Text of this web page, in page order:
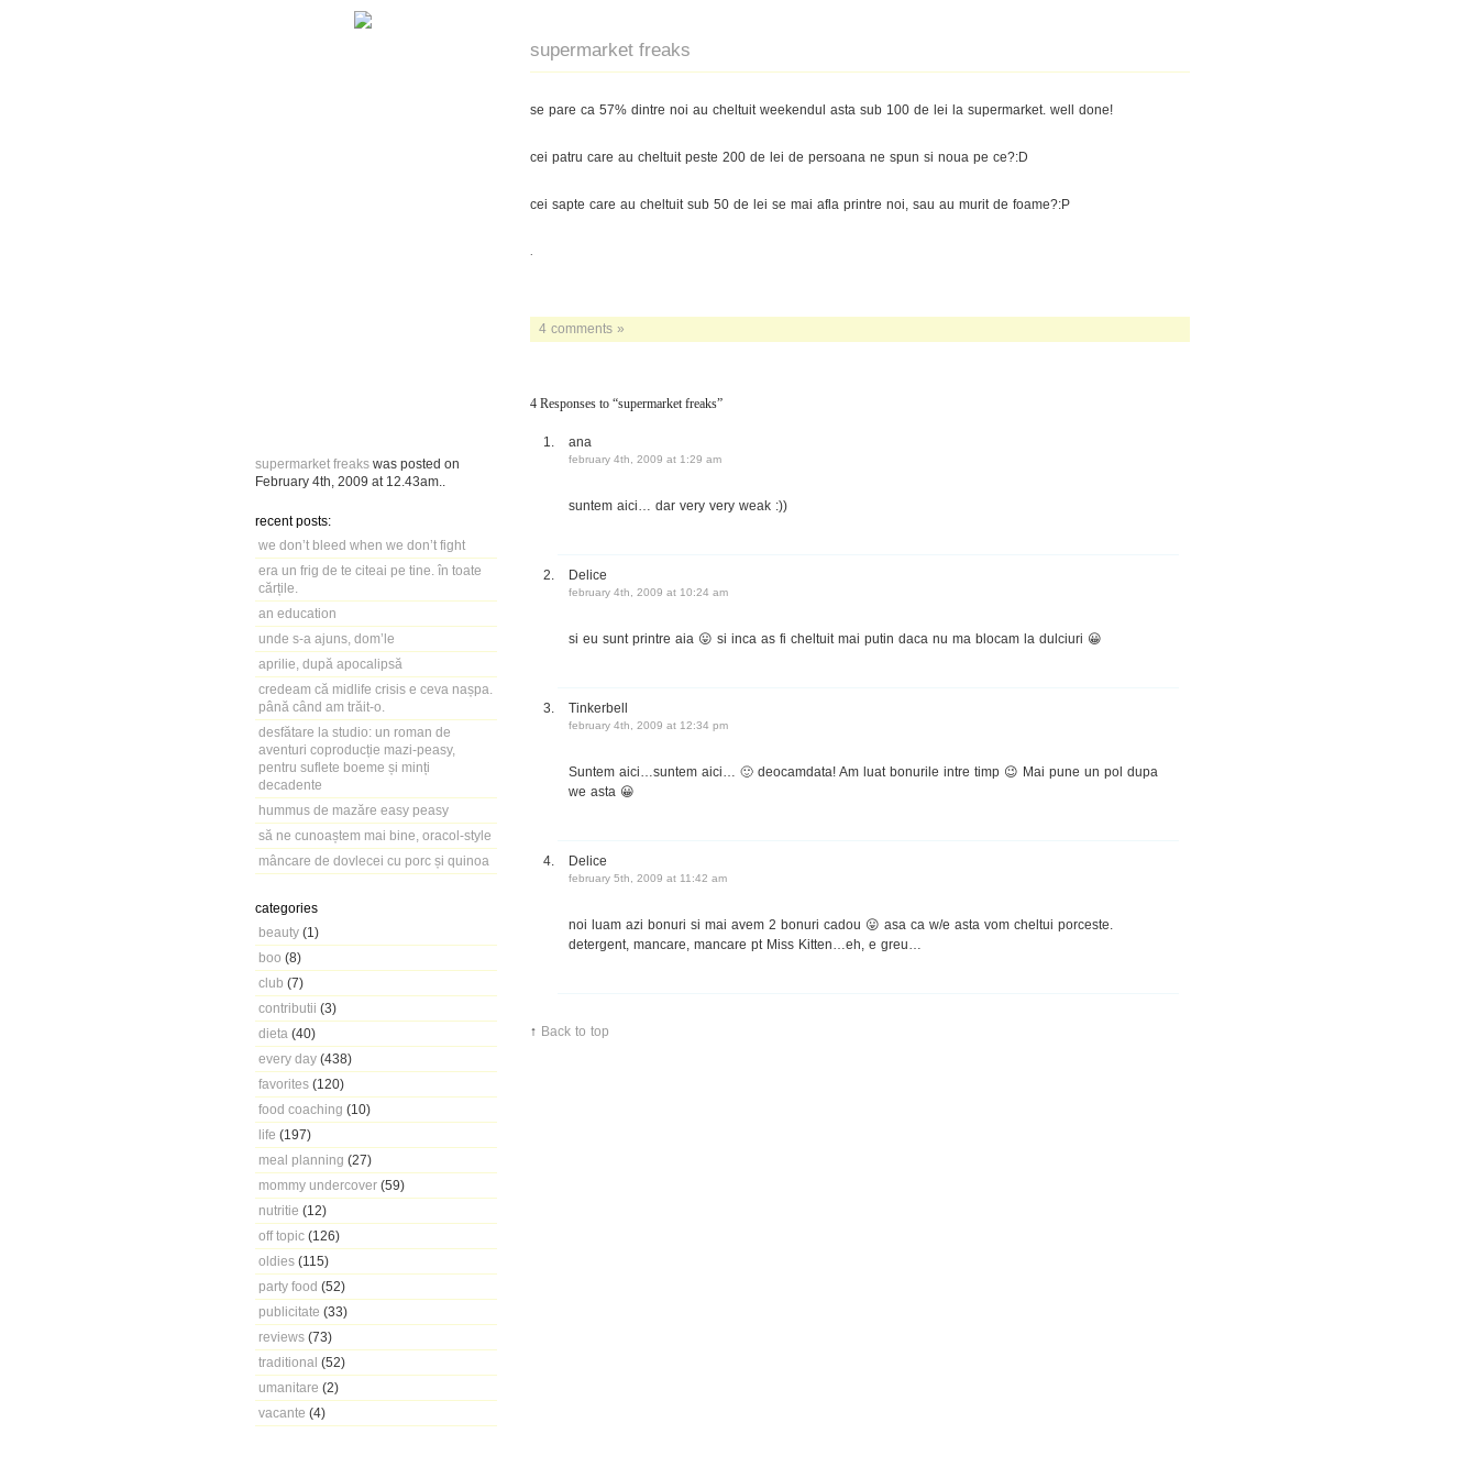
supermarket freaks was posted on
February 4th, 2009 at 12.43am
recent posts:
we don’t bleed when we don’t fight
era un frig de te citeai pe tine. în toate
cărțile.
an education
unde s-a ajuns, dom’le
aprilie, după apocalipsă
credeam că midlife crisis e ceva nașpa.
până când am trăit-o.
desfătare la studio: un roman de
aventuri coproducție mazi-peasy,
pentru suflete boeme și minți
decadente
hummus de mazăre easy peasy
să ne cunoaștem mai bine, oracol-style
mâncare de dovlecei cu porc și quinoa
categories
beauty (1)
boo (8)
club (7)
contributii (3)
dieta (40)
every day (438)
favorites (120)
food coaching (10)
life (197)
meal planning (27)
mommy undercover (59)
nutritie (12)
off topic (126)
oldies (115)
party food (52)
publicitate (33)
reviews (73)
traditional (52)
umanitare (2)
vacante (4)
supermarket freaks
se pare ca 57% dintre noi au cheltuit weekendul asta sub 100 de lei la supermarket. well done!
cei patru care au cheltuit peste 200 de lei de persoana ne spun si noua pe ce?:D
cei sapte care au cheltuit sub 50 de lei se mai afla printre noi, sau au murit de foame?:P
.
4 comments »
4 Responses to “supermarket freaks”
ana
february 4th, 2009 at 1:29 am
suntem aici… dar very very weak :))
Delice
february 4th, 2009 at 10:24 am
si eu sunt printre aia 😛 si inca as fi cheltuit mai putin daca nu ma blocam la dulciuri 😀
Tinkerbell
february 4th, 2009 at 12:34 pm
Suntem aici…suntem aici… 🙂 deocamdata! Am luat bonurile intre timp 😉 Mai pune un pol dupa
we asta 😀
Delice
february 5th, 2009 at 11:42 am
noi luam azi bonuri si mai avem 2 bonuri cadou 😛 asa ca w/e asta vom cheltui porceste.
detergent, mancare, mancare pt Miss Kitten…eh, e greu…
↑ Back to top